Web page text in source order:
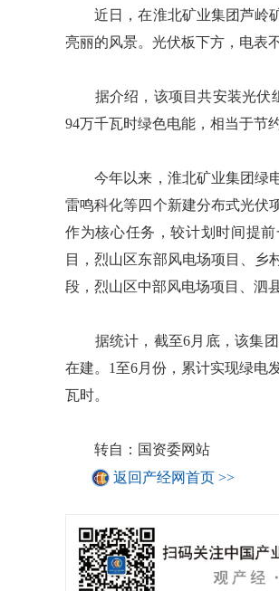
近日，在淮北矿业集团芦岭矿
亮丽的风景。光伏板下方，电表
据介绍，该项目共安装光伏组
94万千瓦时绿色电能，相当于节
今年以来，淮北矿业集团绿电
雷鸣科化等四个新建分布式光伏
作为核心任务，较计划时间提
目，烈山区东部风电场项目、乡
段，烈山区中部风电场项目、泗
据统计，截至6月底，该集团
在建。1至6月份，累计实现绿电
瓦时。
转自：国资委网站
返回产经网首页 >>